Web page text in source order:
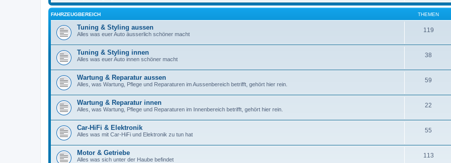
FAHRZEUGBEREICH THEMEN
Tuning & Styling aussen
Alles was euer Auto äusserlich schöner macht
119
Tuning & Styling innen
Alles was euer Auto innen schöner macht
38
Wartung & Reparatur aussen
Alles, was Wartung, Pflege und Reparaturen im Aussenbereich betrifft, gehört hier rein.
59
Wartung & Reparatur innen
Alles, was Wartung, Pflege und Reparaturen im Innenbereich betrifft, gehört hier rein.
22
Car-HiFi & Elektronik
Alles was mit Car-HiFi und Elektronik zu tun hat
55
Motor & Getriebe
Alles was sich unter der Haube befindet
113